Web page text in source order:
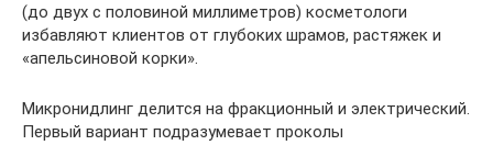
(до двух с половиной миллиметров) косметологи
избавляют клиентов от глубоких шрамов, растяжек и
«апельсиновой корки».
Микронидлинг делится на фракционный и электрический.
Первый вариант подразумевает проколы